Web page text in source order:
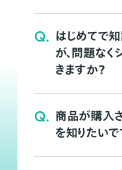
Q. はじめてで
が、問題なく
きますか？
Q. 商品が購入
を知りたいで